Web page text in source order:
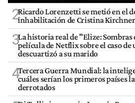
2Ricardo Lorenzetti se metió en el
inhabilitación de Cristina Kirchner
3La historia real de "Elize:
película de Netflix sobre el caso de
descuartizó a su marido
4Tercera Guerra Mundial: la
cuáles serían los primeros países
derrotados